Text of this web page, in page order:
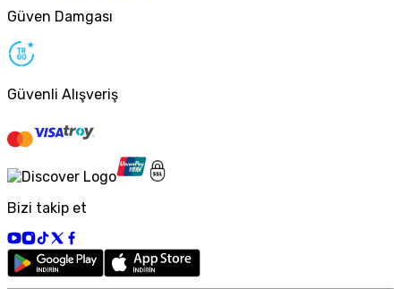
Güven Damgası
Güvenli Alışveriş
Bizi takip et